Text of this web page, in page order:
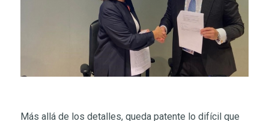
Más allá de los detalles, queda patente lo difícil que